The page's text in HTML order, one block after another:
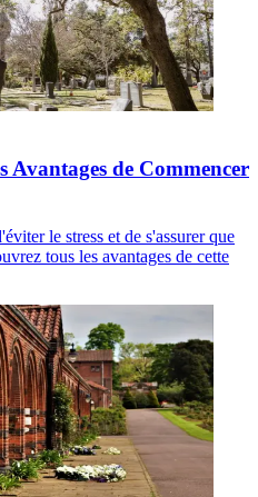
Avantages de Commencer
le stress et de s'assurer que
tous les avantages de cette